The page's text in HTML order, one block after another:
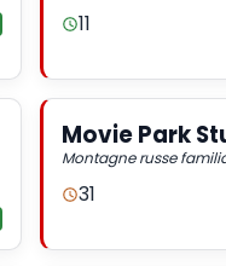
11
Movie Park
Montagne russe
31